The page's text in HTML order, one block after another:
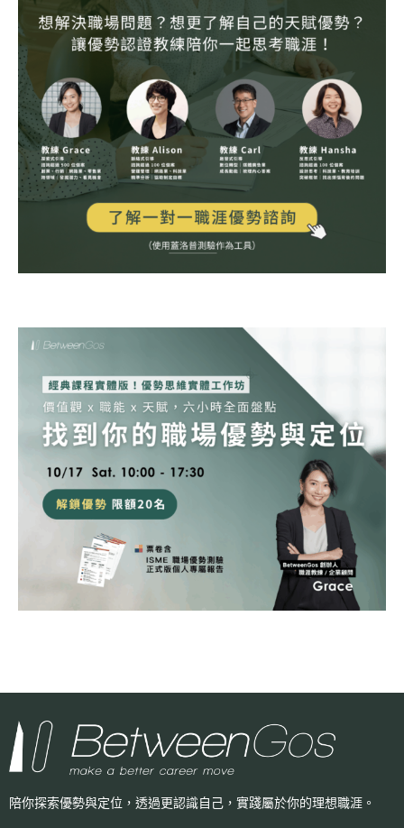
陪你探索優勢與定位，透過更認識自己， 實踐屬於你的理想職涯。